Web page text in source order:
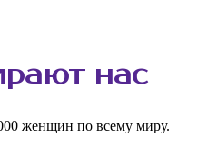
нас
женщин по всему миру.